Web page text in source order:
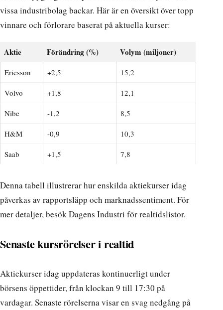
vissa industribolag backar. Här är en översikt över topp
vinnare och förlorare baserat på aktuella kurser:
Aktie Förändring (%) Volym (miljoner)
Ericsson +2,5 15,2
Volvo +1,8 12,1
Nibe -1,2 8,5
H&M -0,9 10,3
Saab +1,5 7,8
Denna tabell illustrerar hur enskilda aktiekurser idag
påverkas av rapportsläpp och marknadssentiment. För
mer detaljer, besökDagens Industri för realtidslistor.
Senaste kursrörelser i realtid
Aktiekurser idag uppdateras kontinuerligt under
börsens öppettider, från klockan 9 till 17:30 på
vardagar. Senaste rörelserna visar en svag nedgång på